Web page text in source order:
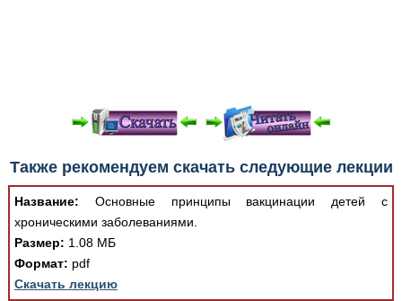
При просмотре в режиме "Читать онлайн" возможны
различные ошибки отображения документа в результате
отсутствия поддержки Вашим браузером шрифтов и
изменения размеров исходных шаблонов. При
скачивании документа данная ошибка устраняется Вашим
программным обеспечением автоматически.
Также рекомендуем скачать следующие лекции
Название: Основные принципы вакцинации детей с
хроническими заболеваниями.
Размер: 1.08 МБ
Формат: pdf
Скачать лекцию